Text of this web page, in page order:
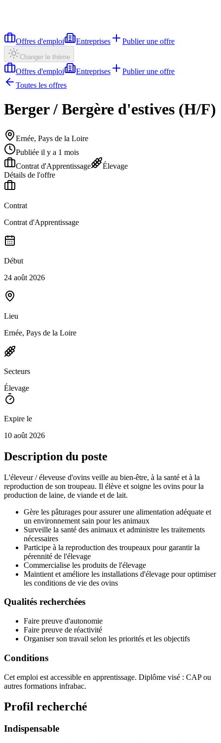
Offres d'emploi Entreprises Publier une offre
Changer le thème
Offres d'emploi Entreprises
Publier une offre
Toutes les offres
Berger / Bergère d'estives (H/F)
Ernée, Pays de la Loire
Publiée il y a 1 mois
Contrat d'Apprentissage
Élevage
Détails de l'offre
Contrat
Contrat d'Apprentissage
Début
24 août 2026
Lieu
Ernée, Pays de la Loire
Secteurs
Élevage
Expire le
10 août 2026
Description du poste
L'éleveur / éleveuse d'ovins veille au bien-être, à la santé et à la
reproduction de son troupeau. Il élève et soigne les ovins pour la
production de laine, de viande et de lait.
Gère les pâturages pour assurer une alimentation adéquate et
un environnement sain pour les animaux
Surveille la santé des animaux et administre les traitements
nécessaires
Participe à la reproduction des troupeaux pour garantir la
pérennité de l'élevage
Commercialise les produits de l'élevage
Maintient et améliore les installations d'élevage pour optimiser
les conditions de vie des ovins
Qualités recherchées
Faire preuve d'autonomie
Faire preuve de réactivité
Organiser son travail selon les priorités et les objectifs
Conditions
Cet emploi est accessible en apprentissage. Diplôme visé : CAP ou
autres formations infrabac.
Profil recherché
Indispensable